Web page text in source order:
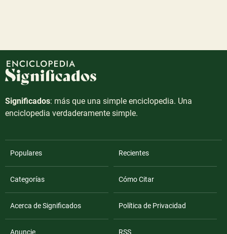
Significados: más que una simple enciclopedia. Una
enciclopedia verdaderamente simple.
Populares Recientes
Categorías Cómo Citar
Acerca de Significados Política de Privacidad
Anuncie RSS